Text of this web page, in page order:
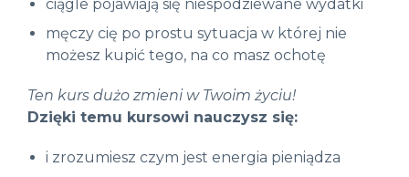
ciągle pojawiają się niespodziewane wydatki
męczy cię po prostu sytuacja w której nie
możesz kupić tego, na co masz ochotę
Ten kurs dużo zmieni w Twoim życiu!
Dzięki temu kursowi nauczysz się:
i zrozumiesz czym jest energia pieniądza